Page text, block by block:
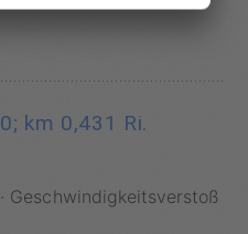
km 0,431 Ri.
Geschwindigkeitsverstoß